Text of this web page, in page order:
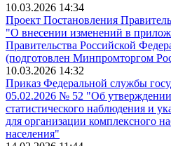
10.03.2026 14:34
Проект Постановления
"О внесении изменений в
Правительства Российской
(подготовлен Минпромторгом
10.03.2026 14:32
Приказ Федеральной службы
05.02.2026 № 52 "Об
статистического наблюдения и
для организации комплексного
населения"